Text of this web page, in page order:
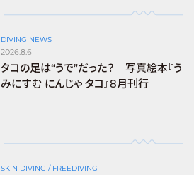
DIVING NEWS
2026.8.6
タコの足は“うで”だった？ 写真絵本『う
みにすむ にんじゃ タコ』8月刊行
SKIN DIVING / FREEDIVING